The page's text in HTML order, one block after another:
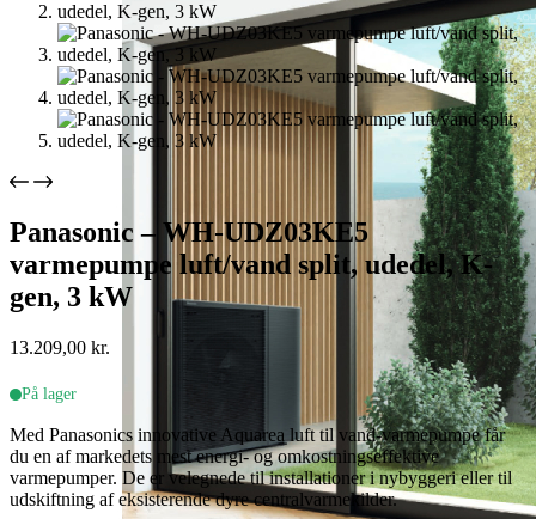
Panasonic – WH-UDZ03KE5
varmepumpe luft/vand split, udedel, K-
gen, 3 kW
13.209,00 kr.
På lager
Med Panasonics innovative Aquarea luft til vand-varmepumpe får
du en af markedets mest energi- og omkostningseffektive
varmepumper. De er velegnede til installationer i nybyggeri eller til
udskiftning af eksisterende dyre centralvarmekilder.